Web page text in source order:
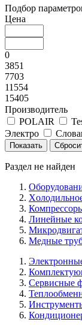
Подбор
Цена
0
3851
7703
11554
15405
Производитель
POLAIR
Электро
Раздел не найден
Линейные
Медные
Сервисные